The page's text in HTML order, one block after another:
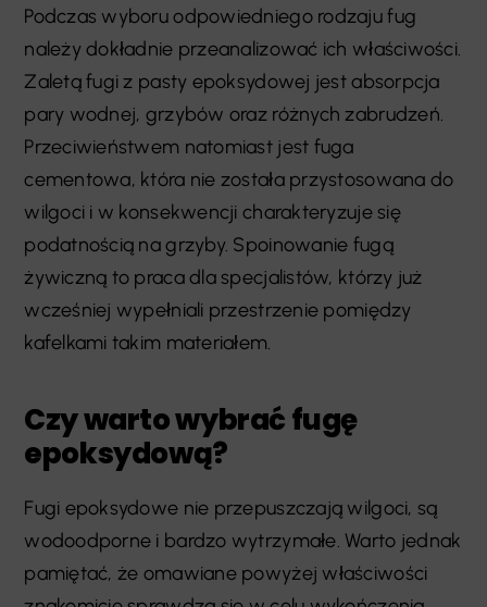
Podczas wyboru odpowiedniego rodzaju fug
należy dokładnie przeanalizować ich właściwości.
Zaletą fugi z pasty epoksydowej jest absorpcja
pary wodnej, grzybów oraz różnych zabrudzeń.
Przeciwieństwem natomiast jest fuga
cementowa, która nie została przystosowana do
wilgoci i w konsekwencji charakteryzuje się
podatnością na grzyby. Spoinowanie fugą
żywiczną to praca dla specjalistów, którzy już
wcześniej wypełniali przestrzenie pomiędzy
kafelkami takim materiałem.
Czy warto wybrać fugę
epoksydową?
Fugi epoksydowe nie przepuszczają wilgoci, są
wodoodporne i bardzo wytrzymałe. Warto jednak
pamiętać, że omawiane powyżej właściwości